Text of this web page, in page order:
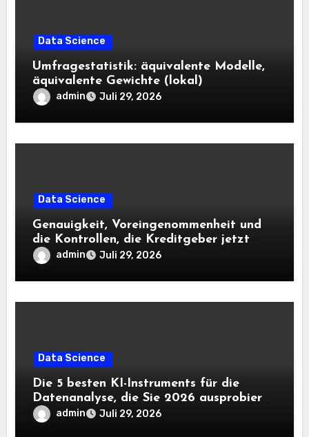
Data Science
Umfragestatistik: äquivalente Modelle,
äquivalente Gewichte (lokal)
admin Juli 29, 2026
Data Science
Genauigkeit, Voreingenommenheit und
die Kontrollen, die Kreditgeber jetzt
benötigen |
admin Juli 29, 2026
Data Science
Die 5 besten KI-Instruments für die
Datenanalyse, die Sie 2026 ausprobieren
solltenadmin Juli 29, 2026